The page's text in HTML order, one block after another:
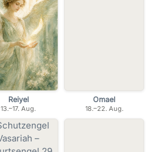
Reiyel
13.–17. Aug.
Omael
18.–22. Aug.